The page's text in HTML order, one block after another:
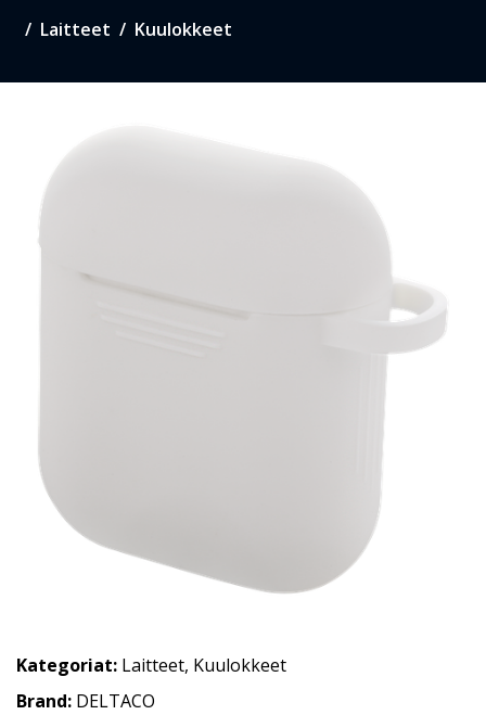
Laitteet Kuulokkeet
Kategoriat: Laitteet, Kuulokkeet
Brand: DELTACO